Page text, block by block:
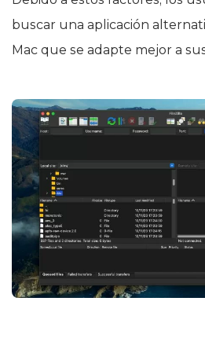
buscar una aplicación
Mac que se adapte mejor a